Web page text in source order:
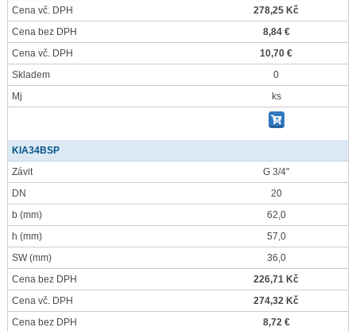
Cena vč. DPH
278,25 Kč
Cena bez DPH
8,84 €
Cena vč. DPH
10,70 €
Skladem
0
Mj
ks
KIA34BSP
Závit
G 3/4"
DN
20
b (mm)
62,0
h (mm)
57,0
SW(mm)
36,0
Cena bez DPH
226,71 Kč
Cena vč. DPH
274,32 Kč
Cena bez DPH
8,72 €